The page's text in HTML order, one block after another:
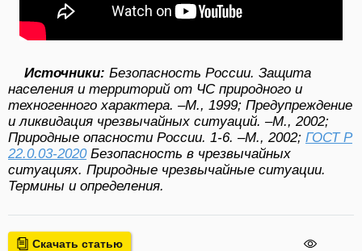
Источники: Безопасность России. Защита
населения и территорий от ЧС природного и
техногенного характера. –М., 1999; Предупреждение
и ликвидация чрезвычайных ситуаций. –М., 2002;
Природные опасности России. 1-6. –М., 2002; ГОСТ Р
22.0.03-2020Безопасность в чрезвычайных
ситуациях. Природные чрезвычайные ситуации.
Термины и определения.
Скачать статью